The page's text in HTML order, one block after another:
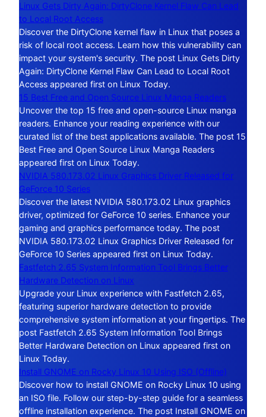
Linux Gets Dirty Again: DirtyClone Kernel Flaw Can Lead
to Local Root Access
Discover the DirtyClone kernel flaw in Linux that poses a
risk of local root access. Learn how this vulnerability can
impact your system's security. The post Linux Gets Dirty
Again: DirtyClone Kernel Flaw Can Lead to Local Root
Access appeared first on Linux Today.
15 Best Free and Open Source Linux Manga Readers
Uncover the top 15 free and open-source Linux manga
readers. Enhance your reading experience with our
curated list of the best applications available. The post 15
Best Free and Open Source Linux Manga Readers
appeared first on Linux Today.
NVIDIA 580.173.02 Linux Graphics Driver Released for
GeForce 10 Series
Discover the latest NVIDIA 580.173.02 Linux graphics
driver, optimized for GeForce 10 series. Enhance your
gaming and graphics performance today. The post
NVIDIA 580.173.02 Linux Graphics Driver Released for
GeForce 10 Series appeared first on Linux Today.
Fastfetch 2.65 System Information Tool Brings Better
Hardware Detection on Linux
Upgrade your Linux experience with Fastfetch 2.65,
featuring superior hardware detection to provide
comprehensive system information at your fingertips. The
post Fastfetch 2.65 System Information Tool Brings
Better Hardware Detection on Linux appeared first on
Linux Today.
Install GNOME on Rocky Linux 10 Using ISO (Offline)
Discover how to install GNOME on Rocky Linux 10 using
an ISO file. Follow our step-by-step guide for a seamless
offline installation experience. The post Install GNOME on